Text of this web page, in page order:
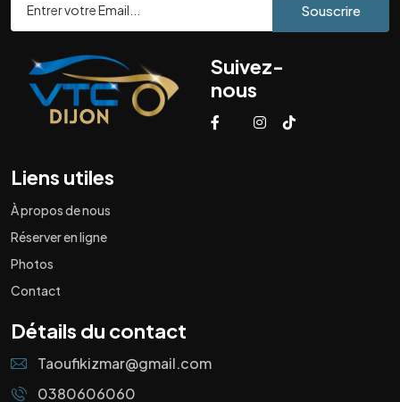
Souscrire
Suivez-
nous
Liens utiles
À propos de nous
Réserver en ligne
Photos
Contact
Détails du contact
Taoufikizmar@gmail.com
0380606060